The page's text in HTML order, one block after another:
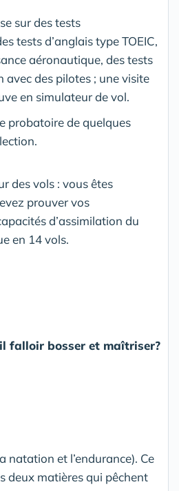
sur des tests
tests d’anglais type TOEIC,
aéronautique, des tests
avec des pilotes ; une visite
en simulateur de vol.
probatoire de quelques
des vols : vous êtes
prouver vos
d’assimilation du
en 14 vols.
falloir bosser et maîtriser?
natation et l’endurance). Ce
deux matières qui pêchent